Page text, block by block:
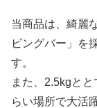
当商品は、綺麗
ビングバー」を
す。
また、2.5kgと
らい場所で大活